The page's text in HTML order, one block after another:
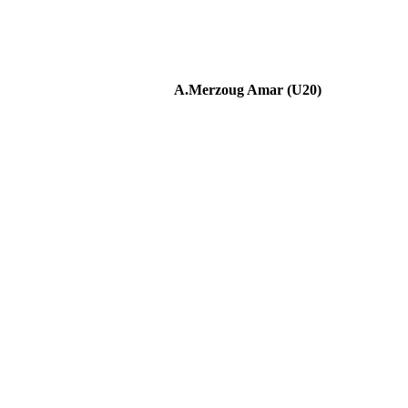
A.Merzoug Amar (U20)